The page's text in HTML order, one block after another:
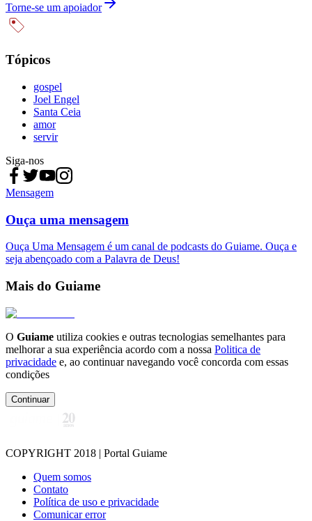
Torne-se um apoiador
Tópicos
gospel
Joel Engel
Santa Ceia
amor
servir
Siga-nos
Mensagem
Ouça uma mensagem
Ouça Uma Mensagem é um canal de podcasts do Guiame. Ouça e
seja abençoado com a Palavra de Deus!
Mais do Guiame
O Guiame utiliza cookies e outras tecnologias semelhantes para
melhorar a sua experiência acordo com a nossa Politica de
privacidade e, ao continuar navegando você concorda com essas
condições
Continuar
COPYRIGHT 2018 | Portal Guiame
Quem somos
Contato
Política de uso e privacidade
Comunicar error